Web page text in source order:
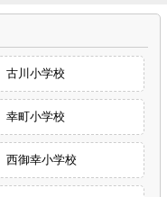
古川小学校
幸町小学校
西御幸小学校